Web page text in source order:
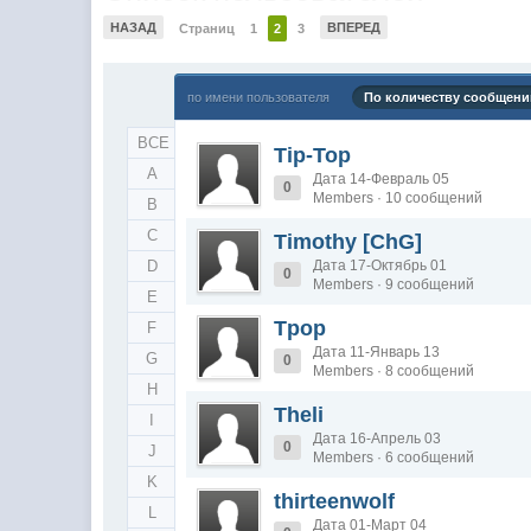
НАЗАД Страниц 1 2 3 ВПЕРЕД
ВСЕ
A
B
C
D
E
F
G
H
J
K
L
по имени пользователя По количеству
Tip-Top
0
Дата 14-Февраль 05
Members · 10 сообщений
Timothy [ChG]
0
Дата 17-Октябрь 01
Members · 9 сообщений
Tpop
0
Дата 11-Январь 13
Members · 8 сообщений
Theli
0
Дата 16-Апрель 03
Members · 6 сообщений
thirteenwolf
Дата 01-Март 04